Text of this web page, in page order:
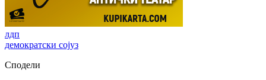
лдп
демократски сојуз
Сподели